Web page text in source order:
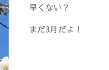
早くない？
まだ3月だよ！